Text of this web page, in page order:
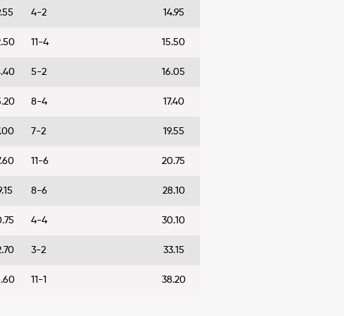
4-2 14.95
11-4 15.50
5-2 16.05
8-4 17.40
7-2 19.55
11-6 20.75
8-6 28.10
4-4 30.10
3-2 33.15
11-1 38.20